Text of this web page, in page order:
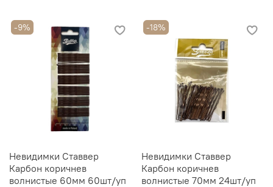
-9%
Невидимки Ставвер
Карбон коричнев
волнистые 60мм 60шт/уп
-18%
Невидимки Ставвер
Карбон коричнев
волнистые 70мм 24шт/уп